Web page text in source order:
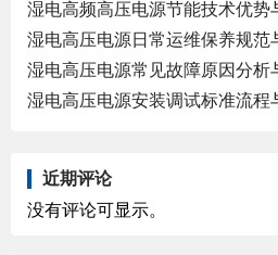
湿电高频高压电源节能技术优势
湿电高压电源日常运维保养规范
湿电高压电源常见故障原因分析
湿电高压电源安装调试标准流程
近期评论
没有评论可显示。